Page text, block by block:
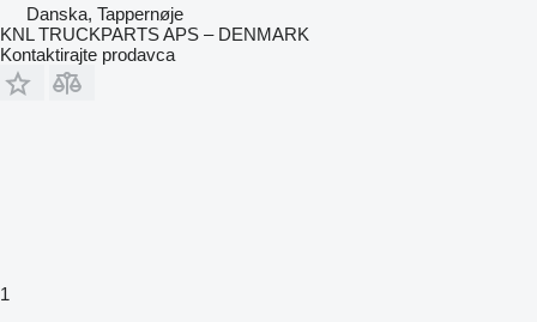
Danska, Tappernøje
KNL TRUCKPARTS APS – DENMARK
Kontaktirajte prodavca
1